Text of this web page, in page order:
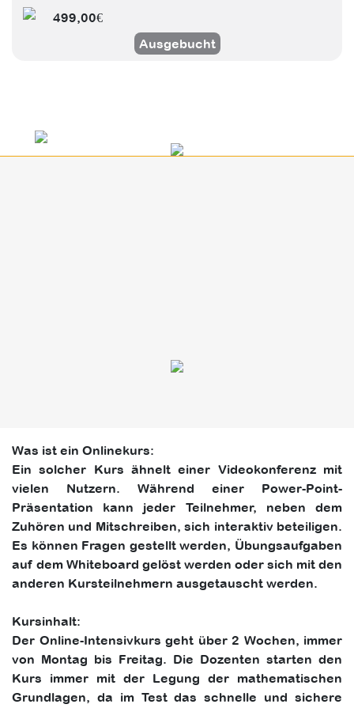
499,00€
Ausgebucht
Was ist ein Onlinekurs:
Ein solcher Kurs ähnelt einer Videokonferenz mit
vielen Nutzern. Während einer Power-Point-
Präsentation kann jeder Teilnehmer, neben dem
Zuhören und Mitschreiben, sich interaktiv beteiligen.
Es können Fragen gestellt werden, Übungsaufgaben
auf dem Whiteboard gelöst werden oder sich mit den
anderen Kursteilnehmern ausgetauscht werden.
Kursinhalt:
Der Online-Intensivkurs geht über 2 Wochen, immer
von Montag bis Freitag. Die Dozenten starten den
Kurs immer mit der Legung der mathematischen
Grundlagen, da im Test das schnelle und sichere